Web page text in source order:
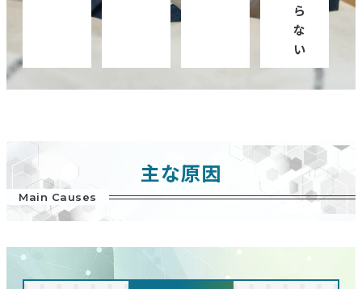
ら
な
い
主な原因
Main Causes